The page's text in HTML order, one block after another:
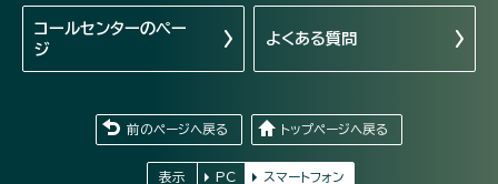
コールセンターのペー
ジ
よくある質問
前のページへ戻る トップページへ戻る
表示 PC スマートフォン